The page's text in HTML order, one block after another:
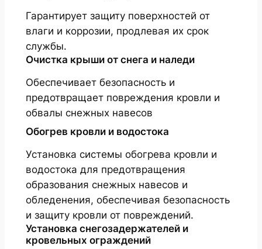
Гарантирует защиту поверхностей от
влаги и коррозии, продлевая их срок
службы.
Очистка крыши от снега и наледи
Обеспечивает безопасность и
предотвращает повреждения кровли и
обвалы снежных навесов
Обогрев кровли и водостока
Установка системы обогрева кровли и
водостока для предотвращения
образования снежных навесов и
обледенения, обеспечивая безопасность
и защиту кровли от повреждений.
Установка снегозадержателей и
кровельных ограждений